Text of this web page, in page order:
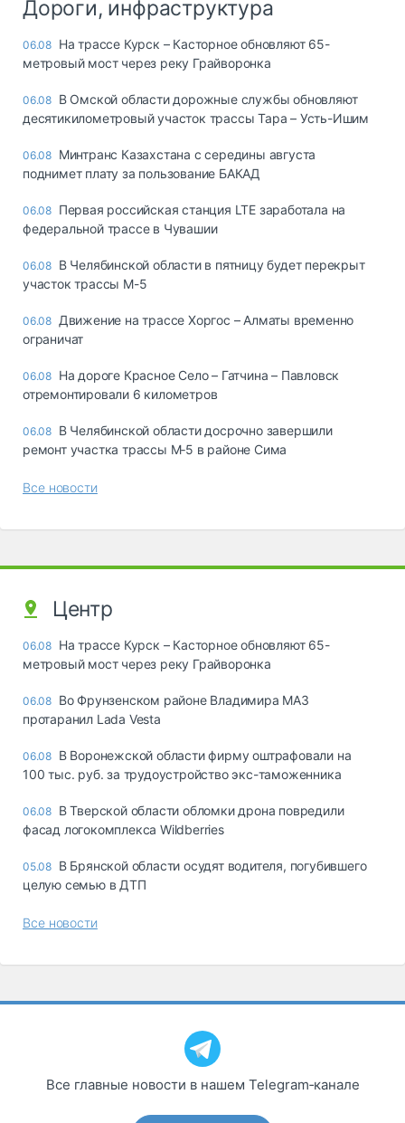
Дороги, инфраструктура
06.08 На трассе Курск – Касторное обновляют 65-
метровый мост через реку Грайворонка
06.08 В Омской области дорожные службы обновляют
десятикилометровый участок трассы Тара – Усть-Ишим
06.08 Минтранс Казахстана с середины августа
поднимет плату за пользование БАКАД
06.08 Первая российская станция LTE заработала на
федеральной трассе в Чувашии
06.08 В Челябинской области в пятницу будет перекрыт
участок трассы М-5
06.08 Движение на трассе Хоргос – Алматы временно
ограничат
06.08 На дороге Красное Село – Гатчина – Павловск
отремонтировали 6 километров
06.08 В Челябинской области досрочно завершили
ремонт участка трассы М‑5 в районе Сима
Все новости
Центр
06.08 На трассе Курск – Касторное обновляют 65-
метровый мост через реку Грайворонка
06.08 Во Фрунзенском районе Владимира МАЗ
протаранил Lada Vesta
06.08 В Воронежской области фирму оштрафовали на
100 тыс. руб. за трудоустройство экс-таможенника
06.08 В Тверской области обломки дрона повредили
фасад логокомплекса Wildberries
05.08 В Брянской области осудят водителя, погубившего
целую семью в ДТП
Все новости
Все главные новости в нашем Telegram‑канале